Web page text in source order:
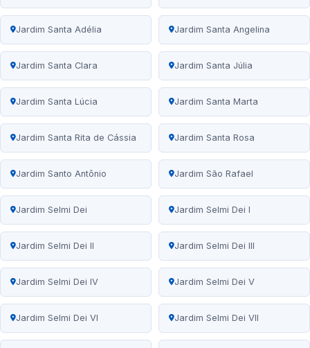
Jardim Santa Adélia Jardim Santa Angelina
Jardim Santa Clara Jardim Santa Júlia
Jardim Santa Lúcia Jardim Santa Marta
Jardim Santa Rita de Cássia Jardim Santa Rosa
Jardim Santo Antônio Jardim São Rafael
Jardim Selmi Dei Jardim Selmi Dei I
Jardim Selmi Dei II Jardim Selmi Dei III
Jardim Selmi Dei IV Jardim Selmi Dei V
Jardim Selmi Dei VI Jardim Selmi Dei VII